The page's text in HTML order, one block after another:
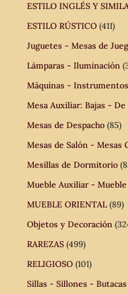
ESTILO INGLÉS Y
ESTILO RÚSTICO (411)
Juguetes - Mesas de
Lámparas - Iluminación
Máquinas - Instrumentos
Mesa Auxiliar: Bajas -
Mesas de Despacho (85)
Mesas de Salón - Mesas
Mesillas de Dormitorio
Mueble Auxiliar -
MUEBLE ORIENTAL (89)
Objetos y Decoración
RAREZAS (499)
RELIGIOSO (101)
Sillas - Sillones - Butacas